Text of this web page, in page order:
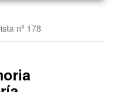
nº 178